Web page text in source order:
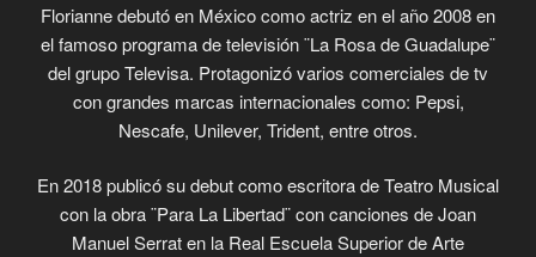
Florianne debutó en México como actriz en el año 2008 en
el famoso programa de televisión ¨La Rosa de Guadalupe¨
del grupo Televisa. Protagonizó varios comerciales de tv
con grandes marcas internacionales como: Pepsi,
Nescafe, Unilever, Trident, entre otros.
En 2018 publicó su debut como escritora de Teatro Musical
con la obra ¨Para La Libertad¨ con canciones de Joan
Manuel Serrat en la Real Escuela Superior de Arte